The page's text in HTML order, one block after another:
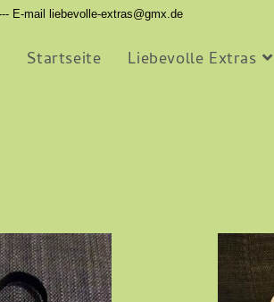
E-mail liebevolle-extras@gmx.de
Startseite Liebevolle Extras